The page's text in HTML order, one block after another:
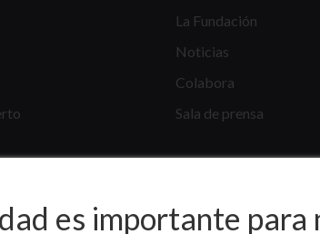
es importante para
La Fundación
Noticias
Colabora
Sala de prensa